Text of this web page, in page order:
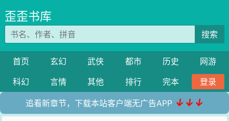
歪歪书库
搜索
首页 玄幻 武侠 都市 历史
网游
科幻
言情 其他 排行 完本 登录
追看新章节，下载本站客户端无广告APP ↓↓↓